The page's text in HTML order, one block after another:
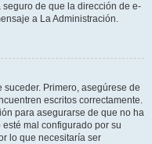
de que la dirección de e-
a La Administración.
Primero, asegúrese de
escritos correctamente.
para asegurarse de que no ha
mal configurado por su
lo que necesitaría ser